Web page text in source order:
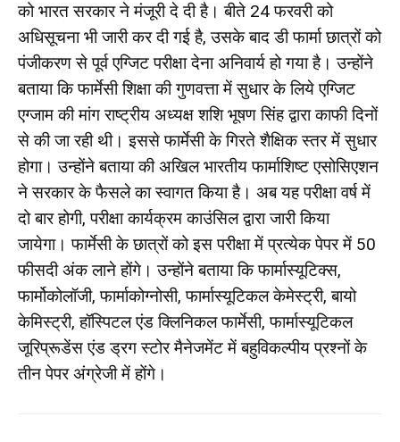
को भारत सरकार ने मंजूरी दे दी है। बीते 24 फरवरी को
अधिसूचना भी जारी कर दी गई है, उसके बाद डी फार्मा छात्रों को
पंजीकरण से पूर्व एग्जिट परीक्षा देना अनिवार्य हो गया है। उन्होंने
बताया कि फार्मेसी शिक्षा की गुणवत्ता में सुधार के लिये एग्जिट
एग्जाम की मांग राष्ट्रीय अध्यक्ष शशि भूषण सिंह द्वारा काफी दिनों
से की जा रही थी। इससे फार्मेसी के गिरते शैक्षिक स्तर में सुधार
होगा। उन्होंने बताया की अखिल भारतीय फार्माशिष्ट एसोसिएशन
ने सरकार के फैसले का स्वागत किया है। अब यह परीक्षा वर्ष में
दो बार होगी, परीक्षा कार्यक्रम काउंसिल द्वारा जारी किया
जायेगा। फार्मेसी के छात्रों को इस परीक्षा में प्रत्येक पेपर में 50
फीसदी अंक लाने होंगे। उन्होंने बताया कि फार्मास्यूटिक्स,
फार्मोकोलॉजी, फार्माकोग्नोसी, फार्मास्यूटिकल केमेस्ट्री, बायो
केमिस्ट्री, हॉस्पिटल एंड क्लिनिकल फार्मेसी, फार्मास्यूटिकल
जूरिप्रूडेंस एंड ड्रग स्टोर मैनेजमेंट में बहुविकल्पीय प्रश्नों के
तीन पेपर अंग्रेजी में होंगे।